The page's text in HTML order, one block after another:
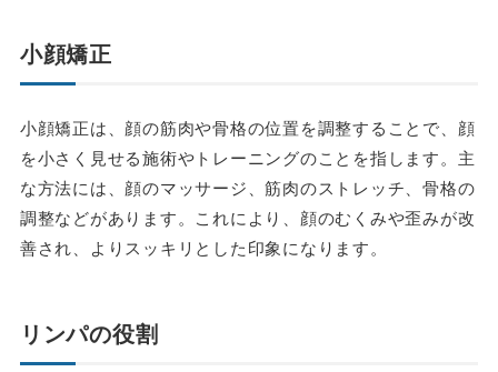
小顔矯正
小顔矯正は、顔の筋肉や骨格の位置を調整することで、顔
を小さく見せる施術やトレーニングのことを指します。主
な方法には、顔のマッサージ、筋肉のストレッチ、骨格の
調整などがあります。これにより、顔のむくみや歪みが改
善され、よりスッキリとした印象になります。
リンパの役割